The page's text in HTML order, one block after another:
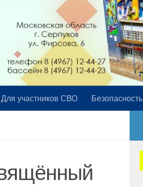
Для участников СВО Безопасность